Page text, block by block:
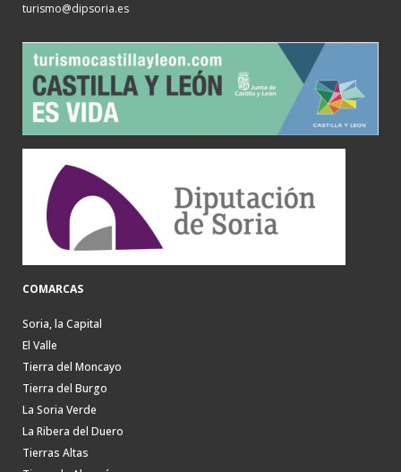
turismo@dipsoria.es
COMARCAS
Soria, la Capital
El Valle
Tierra del Moncayo
Tierra del Burgo
La Soria Verde
La Ribera del Duero
Tierras Altas